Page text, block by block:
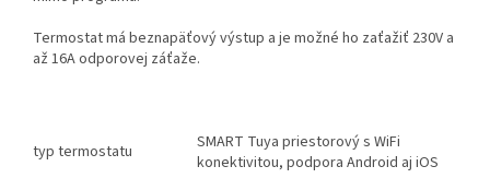
Termostat má beznapäťový výstup a je možné ho zaťažiť 230V a
až 16A odporovej záťaže.
typ termostatu
SMART Tuya priestorový s WiFi
konektivitou, podpora Android aj iOS